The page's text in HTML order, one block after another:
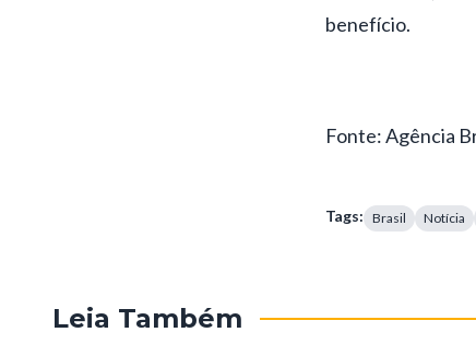
benefício.
Fonte: Agência
Tags: Brasil Notícia
Leia Também